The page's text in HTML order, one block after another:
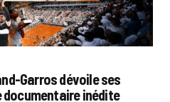
Garros dévoile ses
documentaire inédite